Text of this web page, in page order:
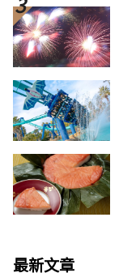
最新文章